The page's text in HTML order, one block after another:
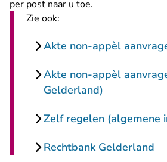
per post naar u toe.
Zie ook:
Akte non-appèl
Akte non-appèl
Gelderland)
Zelf regelen (algemene
Rechtbank Gelderland